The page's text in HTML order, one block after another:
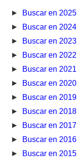
► Buscar en 2025
► Buscar en 2024
► Buscar en 2023
► Buscar en 2022
► Buscar en 2021
► Buscar en 2020
► Buscar en 2019
► Buscar en 2018
► Buscar en 2017
► Buscar en 2016
► Buscar en 2015